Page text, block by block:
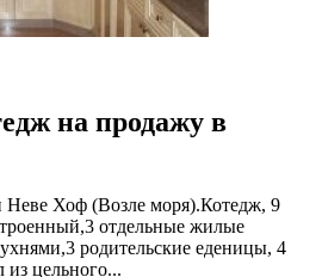
на продажу в
Хоф (Возле моря).Котедж, 9
отдельные жилые
родительские еденицы, 4
из цельного...